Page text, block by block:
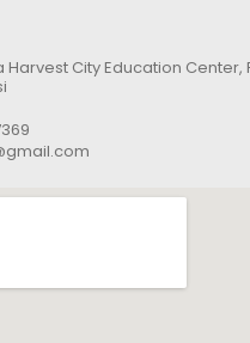
Harvest City Education